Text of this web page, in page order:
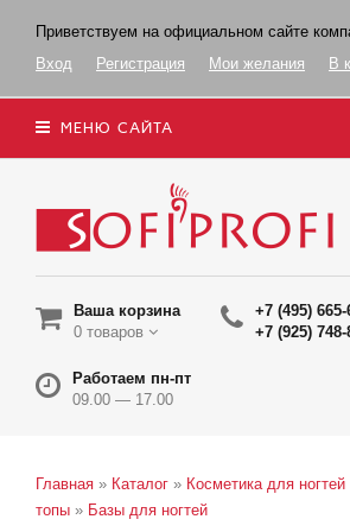
Приветствуем на официальном сайте
Вход
Регистрация Мои желания В
МЕНЮ САЙТА
Ваша корзина
0 товаров
+7 (495) 665-
+7 (925) 748-
Работаем пн-пт
09.00 — 17.00
Главная » Каталог » Косметика для ногтей
топы » Базы для ногтей